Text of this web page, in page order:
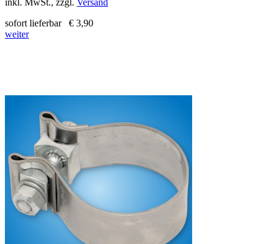
inkl. MwSt., zzgl. Versand
sofort lieferbar
€ 3,90
weiter